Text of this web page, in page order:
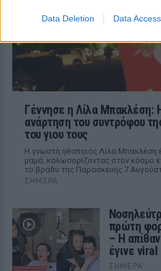
Data Deletion Data Access
Γέννησε η Λίλα Μπακλέση:
ανάρτηση του συντρόφου
του γιου τους
Η γνωστή ηθοποιός Λίλα Μπακλέση
μαμά, καλωσορίζοντας στον κόσμο
το βράδυ της Παρασκευής 7
ΣΉΜΕΡΑ
πρώτη
– Η
έγινε viral
ΣΉΜΕΡΑ